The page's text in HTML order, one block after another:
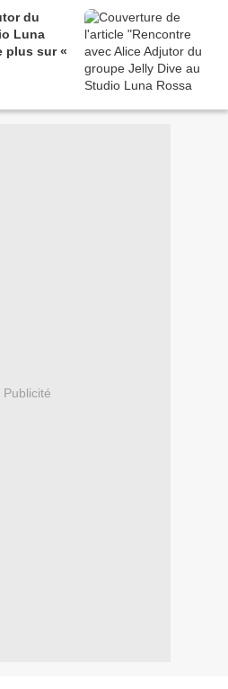
du
Luna
plus sur «
Publicité